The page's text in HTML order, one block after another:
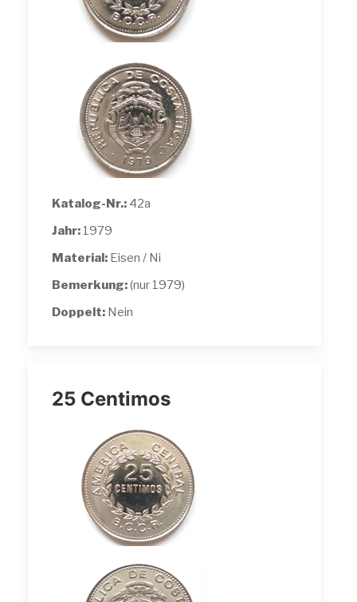
Katalog-Nr.: 42a
Jahr: 1979
Material: Eisen / Ni
Bemerkung:(nur 1979)
Doppelt: Nein
25 Centimos